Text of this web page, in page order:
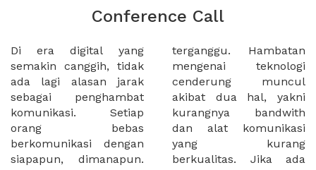
Conference Call
Di era digital yang
semakin canggih, tidak
ada lagi alasan jarak
sebagai penghambat
komunikasi. Setiap
orang bebas
berkomunikasi dengan
siapapun, dimanapun.
terganggu. Hambatan
mengenai teknologi
cenderung muncul
akibat dua hal, yakni
kurangnya bandwith
dan alat komunikasi
yang kurang
berkualitas. Jika ada